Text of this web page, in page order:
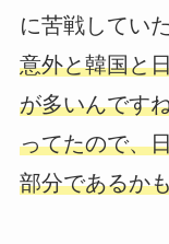
に苦戦していた
意外と韓国と
が多いんです
ってたので、
部分であるか